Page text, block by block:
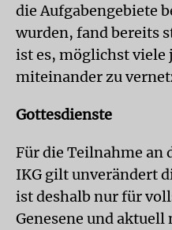
die Aufgabengebiete
wurden, fand bereits
ist es, möglichst viele
miteinander zu
Gottesdienste
Für die Teilnahme an
IKG gilt unverändert
ist deshalb nur für
Genesene und aktuell